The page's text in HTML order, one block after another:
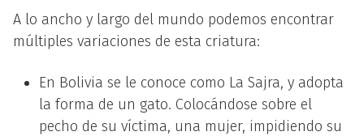
A lo ancho y largo del mundo podemos encontrar
múltiples variaciones de esta criatura:
En Bolivia se le conoce como La Sajra, y adopta
la forma de un gato. Colocándose sobre el
pecho de su víctima, una mujer, impidiendo su